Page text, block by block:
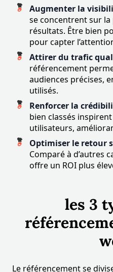
Augmenter la
se concentrent sur
résultats. Être bien
pour capter
Attirer du trafic
référencement
audiences précises,
utilisés.
Renforcer la
bien classés
utilisateurs,
Optimiser le retour
Comparé à d’autres
offre un ROI plus
les 3
Le référencement se